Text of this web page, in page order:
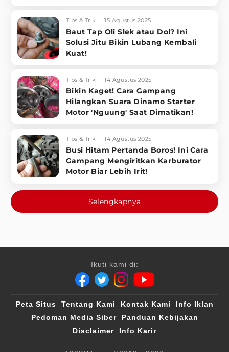
Tips & Trik 15 Agustus 2025
Baut Tap Oli Slek atau Dol? Ini
Solusi Jitu Bikin Lubang Kembali
Kuat!
Tips & Trik 14 Agustus 2025
Bikin Kaget! Cara Gampang
Hilangkan Suara Dinamo Starter
Motor 'Nguung' Saat Dimatikan!
Tips & Trik 14 Agustus 2025
Busi Hitam Pertanda Boros! Ini Cara
Gampang Mengiritkan Karburator
Motor Biar Lebih Irit!
Selengkapnya
Ikuti kami di:
Peta Situs Tentang Kami Kontak Kami
Info Iklan
Pedoman Media Siber
Panduan Kebijakan
Disclaimer
Info Karir